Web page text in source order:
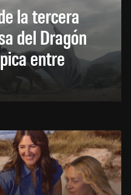
la tercera
del Dragón
entre